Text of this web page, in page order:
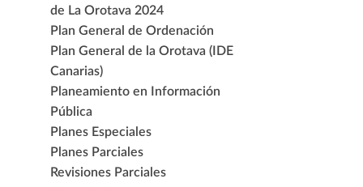
de La Orotava 2024
Plan General de Ordenación
Plan General de la Orotava (IDE
Canarias)
Planeamiento en Información
Pública
Planes Especiales
Planes Parciales
Revisiones Parciales